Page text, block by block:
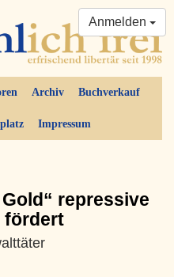
Archiv Buchverkauf
Impressum
Anmelden
repressive
fördert